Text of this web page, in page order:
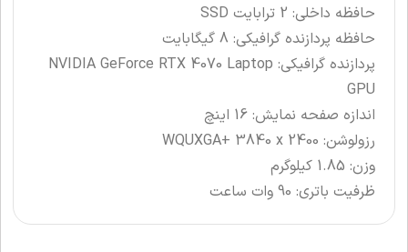
حافظه داخلی: 2 ترابایت SSD
حافظه پردازنده گرافیکی: 8 گیگابایت
پردازنده گرافیکی: NVIDIA GeForce RTX 4070 Laptop
GPU
اندازه صفحه نمایش: 16 اینچ
رزولوشن: WQUXGA+ 3840 x 2400
وزن: 1.85 کیلوگرم
ظرفیت باتری: 90 وات ساعت